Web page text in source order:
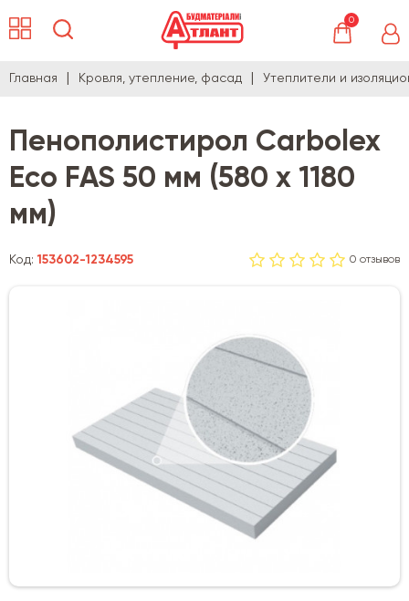
0
Главная Кровля, утепление, фасад Утеплители и
Пенополистирол Carbolex
Eco FAS 50 мм (580 х 1180
мм)
Код:153602-1234595 0 отзывов